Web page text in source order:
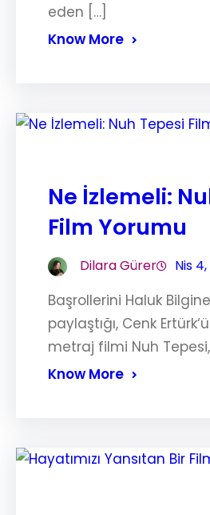
eden […]
Know More
Ne İzlemeli:
Film Yorumu
Dilara Gürer Nis 4,
Başrollerini Haluk
paylaştığı, Cenk
metraj filmi Nuh
Know More